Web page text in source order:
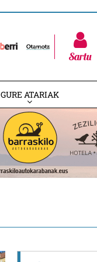
Sartu
GURE ATARIAK